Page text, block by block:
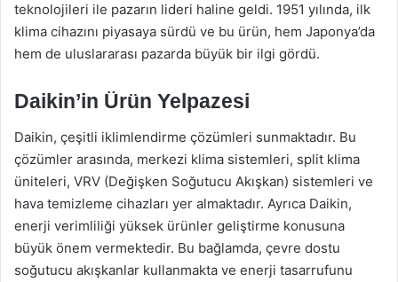
teknolojileri ile pazarın lideri haline geldi. 1951 yılında, ilk
klima cihazını piyasaya sürdü ve bu ürün, hem Japonya’da
hem de uluslararası pazarda büyük bir ilgi gördü.
Daikin’in Ürün Yelpazesi
Daikin, çeşitli iklimlendirme çözümleri sunmaktadır. Bu
çözümler arasında, merkezi klima sistemleri, split klima
üniteleri, VRV (Değişken Soğutucu Akışkan) sistemleri ve
hava temizleme cihazları yer almaktadır. Ayrıca Daikin,
enerji verimliliği yüksek ürünler geliştirme konusuna
büyük önem vermektedir. Bu bağlamda, çevre dostu
soğutucu akışkanlar kullanmakta ve enerji tasarrufunu